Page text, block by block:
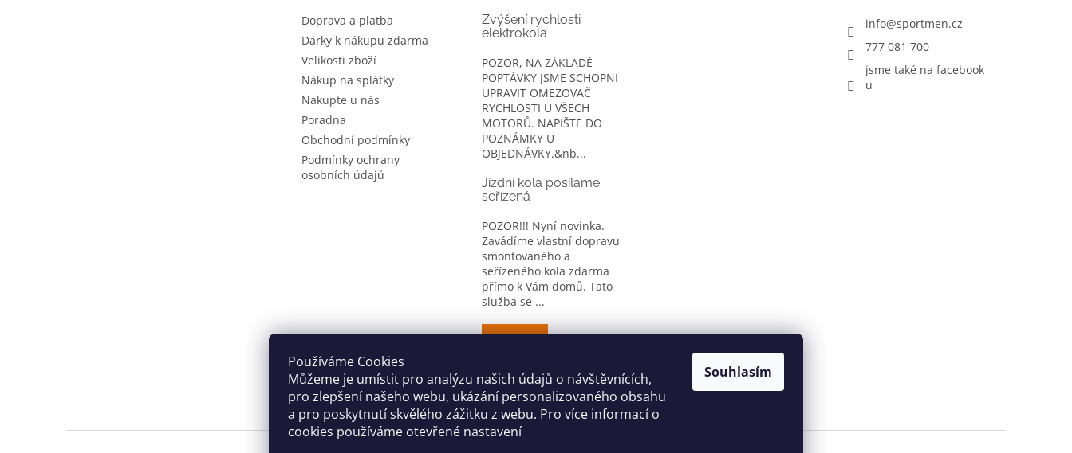
Používáme Cookies
Můžeme je umístit pro analýzu našich údajů o návštěvnících,
pro zlepšení našeho webu, ukázání personalizovaného obsahu
a pro poskytnutí skvělého zážitku z webu. Pro více informací o
cookies používáme otevřené nastavení
Souhlasím
Doprava a platba
Dárky k nákupu zdarma
Velikosti zboží
Nákup na splátky
Nakupte u nás
Poradna
Obchodní podmínky
Podmínky ochrany
osobních údajů
Zvýšení rychlosti
elektrokola
POZOR, NA ZÁKLADĚ
POPTÁVKY JSME SCHOPNI
UPRAVIT OMEZOVAČ
RYCHLOSTI U VŠECH
MOTORŮ. NAPIŠTE DO
POZNÁMKY U
OBJEDNÁVKY.&nb...
Jízdní kola posíláme
seřízená
POZOR!!! Nyní novinka.
Zavádíme vlastní dopravu
smontovaného a
seřízeného kola zdarma
přímo k Vám domů. Tato
služba se ...
ARCHIV
info@sportmen.cz
777 081 700
jsme také na facebook
u
CYKLO OBLEČENÍ